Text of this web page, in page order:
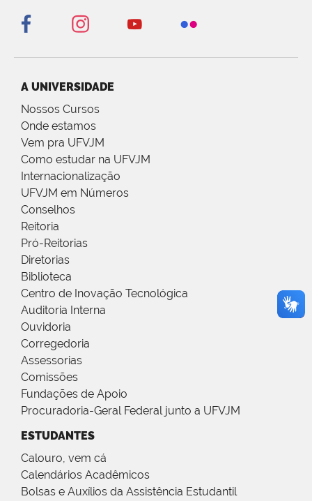
A UNIVERSIDADE
Nossos Cursos
Onde estamos
Vem pra UFVJM
Como estudar na UFVJM
Internacionalização
UFVJM em Números
Conselhos
Reitoria
Pró-Reitorias
Diretorias
Biblioteca
Centro de Inovação Tecnológica
Auditoria Interna
Ouvidoria
Corregedoria
Assessorias
Comissões
Fundações de Apoio
Procuradoria-Geral Federal junto a UFVJM
ESTUDANTES
Calouro, vem cá
Calendários Acadêmicos
Bolsas e Auxílios da Assistência Estudantil